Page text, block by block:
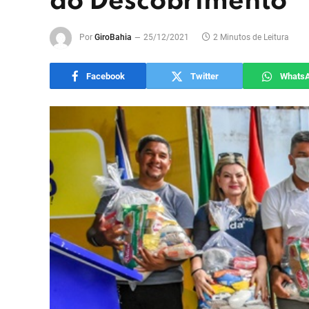
Por GiroBahia 25/12/2021 2 Minutos de Leitura
Facebook Twitter